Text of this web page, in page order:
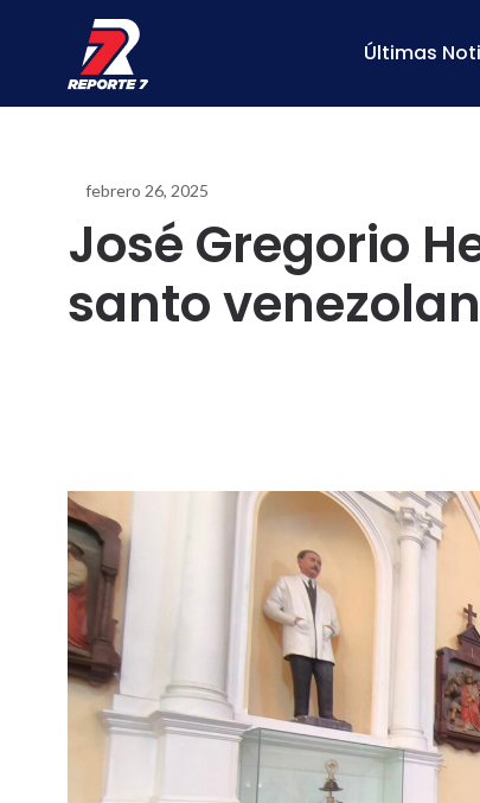
Últimas
febrero 26, 2025
José Gregorio
santo